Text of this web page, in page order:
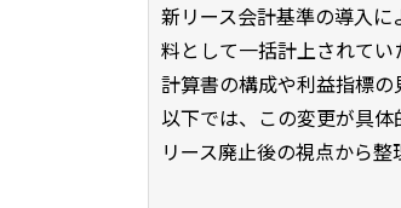
新リース会計基準の導入
料として一括計上されて
計算書の構成や利益指標の
以下では、この変更が具
リース廃止後の視点から整